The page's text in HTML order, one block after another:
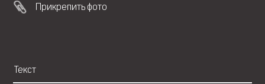
Прикрепить фото